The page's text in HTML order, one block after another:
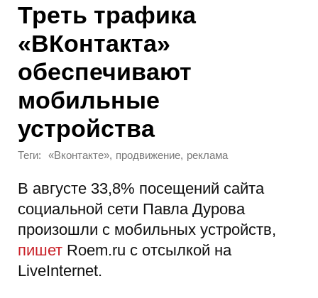
Треть трафика
«ВКонтакта»
обеспечивают
мобильные
устройства
Теги: «Вконтакте», продвижение, реклама
В августе 33,8% посещений сайта
социальной сети Павла Дурова
произошли с мобильных устройств,
пишет Roem.ru с отсылкой на
LiveInternet.